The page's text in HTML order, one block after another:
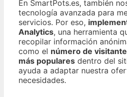
En SmartPots.es, también
tecnología avanzada para
servicios. Por eso,
Analytics, una herramienta
recopilar información
como el número de
más populares dentro del
ayuda a adaptar nuestra
necesidades.